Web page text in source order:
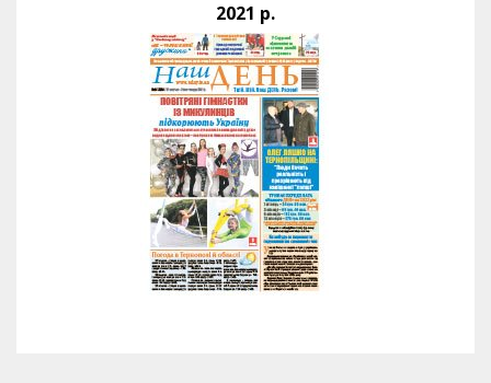
2021 р.